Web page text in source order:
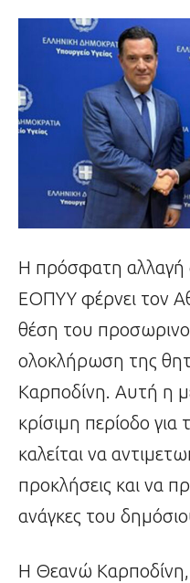
Η πρόσφατη αλλαγή
ΕΟΠΥΥ φέρνει τον
θέση του
ολοκλήρωση της
Καρποδίνη. Αυτή η
κρίσιμη περίοδο για
καλείται να
προκλήσεις και να
ανάγκες του
Η Θεανώ Καρποδίνη,